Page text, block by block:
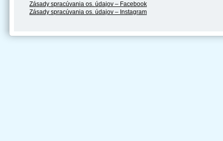
Zásady spracúvania os. údajov – Facebook
Zásady spracúvania os. údajov – Instagram